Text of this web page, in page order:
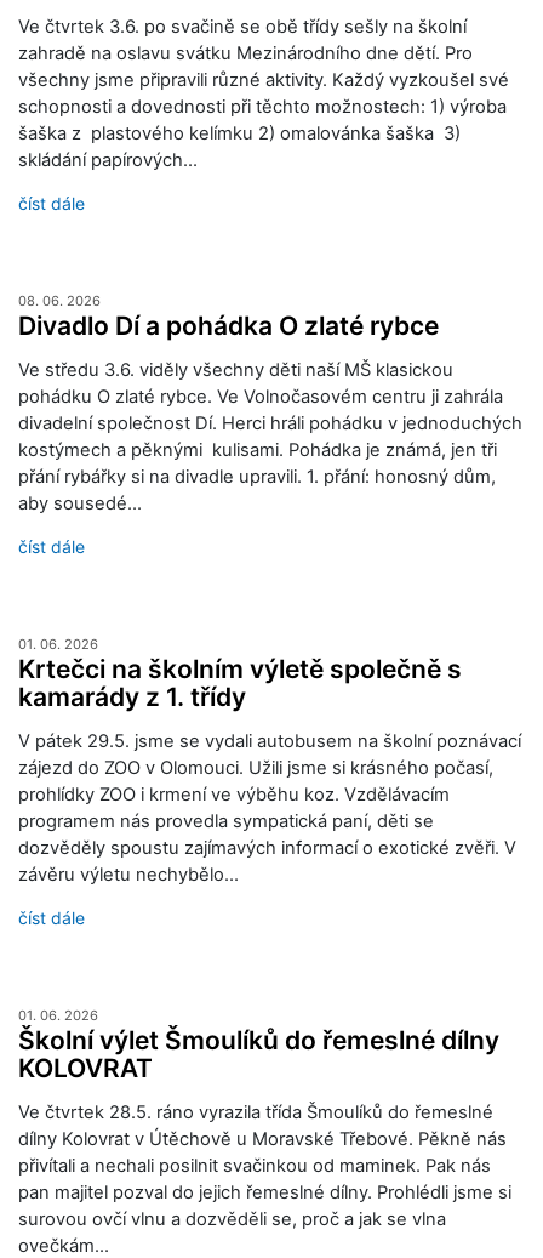
Ve čtvrtek 3.6. po svačině se obě třídy sešly na školní
zahradě na oslavu svátku Mezinárodního dne dětí. Pro
všechny jsme připravili různé aktivity. Každý vyzkoušel své
schopnosti a dovednosti při těchto možnostech: 1) výroba
šaška z plastového kelímku 2) omalovánka šaška 3)
skládání papírových…
číst dále
08. 06. 2026
Divadlo Dí a pohádka O zlaté rybce
Ve středu 3.6. viděly všechny děti naší MŠ klasickou
pohádku O zlaté rybce. Ve Volnočasovém centru ji zahrála
divadelní společnost Dí. Herci hráli pohádku v jednoduchých
kostýmech a pěknými kulisami. Pohádka je známá, jen tři
přání rybářky si na divadle upravili. 1. přání: honosný dům,
aby sousedé…
číst dále
01. 06. 2026
Krtečci na školním výletě společně s
kamarády z 1. třídy
V pátek 29.5. jsme se vydali autobusem na školní poznávací
zájezd do ZOO v Olomouci. Užili jsme si krásného počasí,
prohlídky ZOO i krmení ve výběhu koz. Vzdělávacím
programem nás provedla sympatická paní, děti se
dozvěděly spoustu zajímavých informací o exotické zvěři. V
závěru výletu nechybělo…
číst dále
01. 06. 2026
Školní výlet Šmoulíků do řemeslné dílny
KOLOVRAT
Ve čtvrtek 28.5. ráno vyrazila třída Šmoulíků do řemeslné
dílny Kolovrat v Útěchově u Moravské Třebové. Pěkně nás
přivítali a nechali posilnit svačinkou od maminek. Pak nás
pan majitel pozval do jejich řemeslné dílny. Prohlédli jsme si
surovou ovčí vlnu a dozvěděli se, proč a jak se vlna
ovečkám…